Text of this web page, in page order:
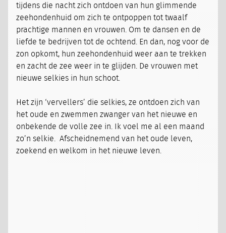
tijdens die nacht zich ontdoen van hun glimmende
zeehondenhuid om zich te ontpoppen tot twaalf
prachtige mannen en vrouwen. Om te dansen en de
liefde te bedrijven tot de ochtend. En dan, nog voor de
zon opkomt, hun zeehondenhuid weer aan te trekken
en zacht de zee weer in te glijden. De vrouwen met
nieuwe selkies in hun schoot.
Het zijn ‘vervellers’ die selkies, ze ontdoen zich van
het oude en zwemmen zwanger van het nieuwe en
onbekende de volle zee in. Ik voel me al een maand
zo’n selkie. Afscheidnemend van het oude leven,
zoekend en welkom in het nieuwe leven.